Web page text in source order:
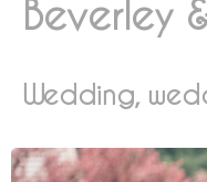
DVD
Beverley
Wedding,